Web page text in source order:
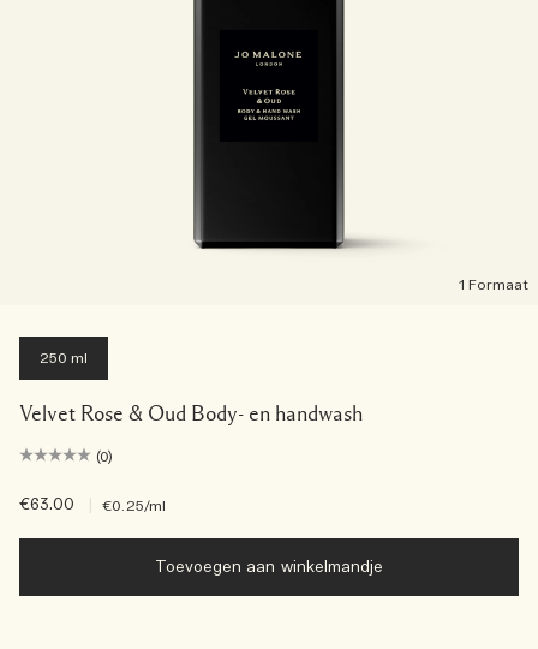
1 Formaat
250 ml
Velvet Rose & Oud Body- en handwash
(0)
€63.00 €0.25/ml
Toevoegen aan winkelmandje